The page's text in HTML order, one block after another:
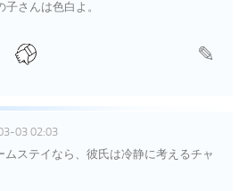
子さんは色白よ。
03 02:03
ムステイなら、彼氏は冷静に考えるチャ